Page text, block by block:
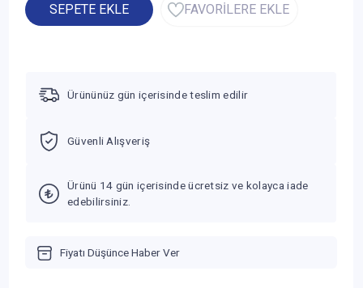
SEPETE EKLE FAVORİLERE EKLE
Ürününüz gün içerisinde teslim edilir
Güvenli Alışveriş
Ürünü 14 gün içerisinde ücretsiz ve kolayca iade
edebilirsiniz.
Fiyatı Düşünce Haber Ver